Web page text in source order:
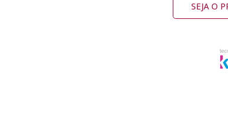
SEJA O